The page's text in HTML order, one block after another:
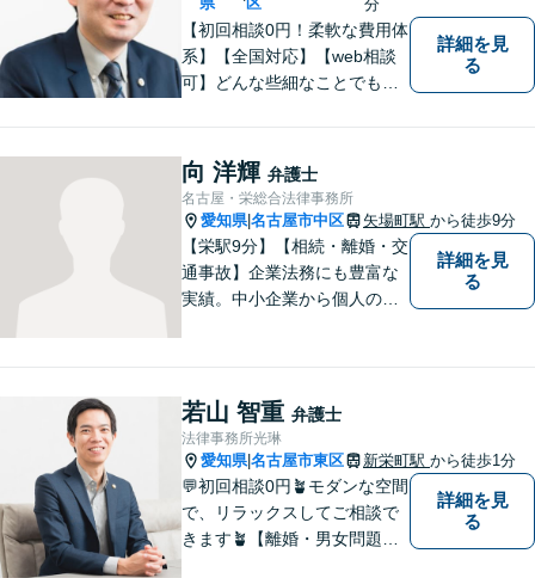
分
【初回相談0円！柔軟な費用体
系】【全国対応】【web相談
可】どんな些細なことでもお
ターネット／削除請求や開示
請求、利用規約などのトラブ
ルはお任せ！相続／感情面の
納得感を重視します。
詳細を見
る
向 洋輝 弁護士
名古屋・栄総合法律事務所
愛知県|名古屋市中区 矢場町駅 から徒歩9分
【栄駅9分】【相続・離婚・交
通事故】企業法務にも豊富な
実績。中小企業から個人の方
お困りのことがございました
ら、まずはお気軽にご相談く
ださい。
詳細を見
る
若山 智重 弁護士
法律事務所光琳
愛知県|名古屋市東区 新栄町駅 から徒歩1分
💬初回相談0円🪴モダンな空間
で、リラックスしてご相談で
きます🪴【離婚・男女問題】
詳細を見
る